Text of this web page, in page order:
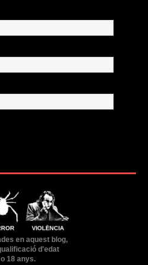
en aquest blog,
d'edat
18 anys.